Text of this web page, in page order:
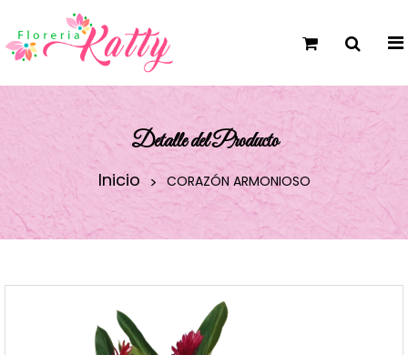
Detalle del Producto
Inicio CORAZÓN ARMONIOSO